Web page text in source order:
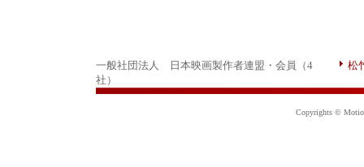
一般社団法人 日本映画製作者連盟・会員（4
社）
松
Copyrights ©